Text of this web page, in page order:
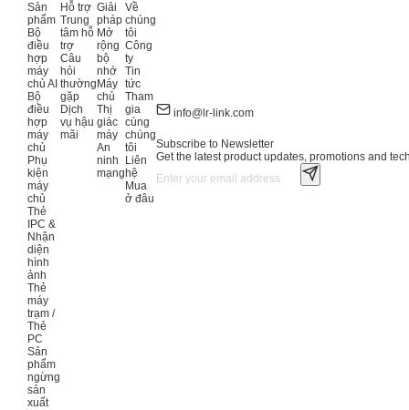
Sản
phẩm
Bộ
điều
hợp
máy
chủ AI
Bộ
điều
hợp
máy
chủ
Phụ
kiện
máy
chủ
Thẻ
IPC &
Nhận
diện
hình
ảnh
Thẻ
máy
trạm /
Thẻ
PC
Sản
phẩm
ngừng
sản
xuất
Hỗ trợ
Trung
tâm hỗ
trợ
Câu
hỏi
thường
gặp
Dịch
vụ hậu
mãi
Giải
pháp
Mở
rộng
bộ
nhớ
Máy
chủ
Thị
giác
máy
An
ninh
mạng
Về
chúng
tôi
Công
ty
Tin
tức
Tham
gia
cùng
chúng
tôi
Liên
hệ
Mua
ở đâu
info@lr-link.com
Subscribe to Newsletter
Get the latest product updates, promotions and